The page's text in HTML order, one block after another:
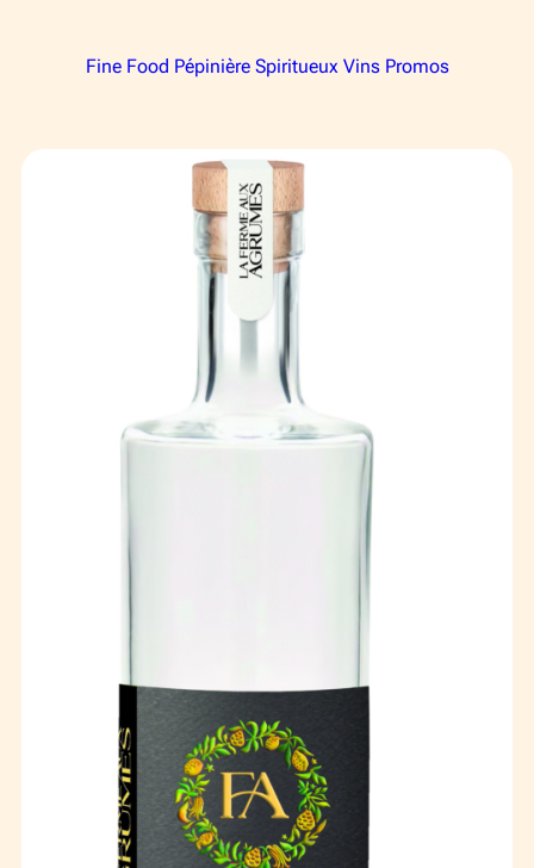
Boutique
Publiques
Privés
Contact
Fine Food Pépinière Spiritueux Vins Promos